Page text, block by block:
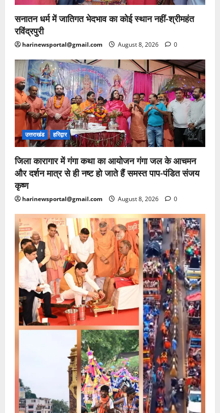
सनातन धर्म में जातिगत भेदभाव का कोई स्थान नहीं-श्रीमहंत
रविंद्रपुरी
harinewsportal@gmail.com August 8, 2026 0
उत्तराखंड हरिद्वार
जिला कारागार में गंगा कथा का आयोजन गंगा जल के आचमन
और दर्शन मात्र से ही नष्ट हो जाते हैं समस्त पाप-पंडित संजय
कृष्ण
harinewsportal@gmail.com August 8, 2026 0